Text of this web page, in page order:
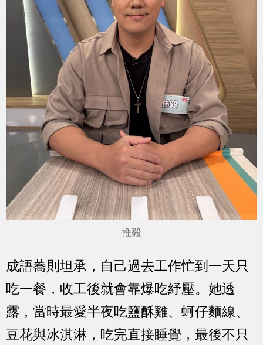
惟毅
成語蕎則坦承，自己過去工作忙到一天只
吃一餐，收工後就會靠爆吃紓壓。她透
露，當時最愛半夜吃鹽酥雞、蚵仔麵線、
豆花與冰淇淋，吃完直接睡覺，最後不只